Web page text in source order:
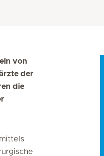
von
der
die